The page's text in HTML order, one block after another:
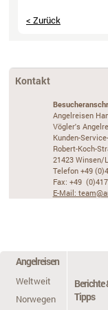
< Zurück
Kontakt
Angelreisen
Vögler's
Kunden-
Robert-Koch-
21423 Winsen/
Telefon +49
Fax: +49
E-Mail:
Angelreisen
Weltweit
Norwegen
Berichte
Tipps